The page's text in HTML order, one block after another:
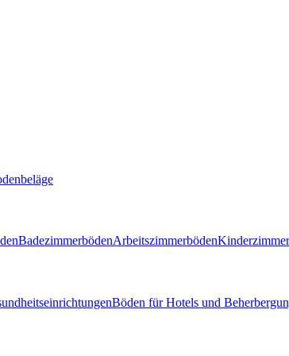
BadezimmerbödenArbeitszimmerböden
Böden für Hotels und